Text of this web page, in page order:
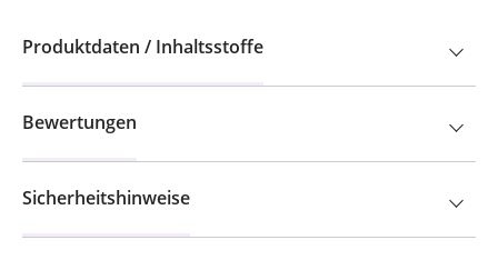
Produktdaten / Inhaltsstoffe
Bewertungen
Sicherheitshinweise